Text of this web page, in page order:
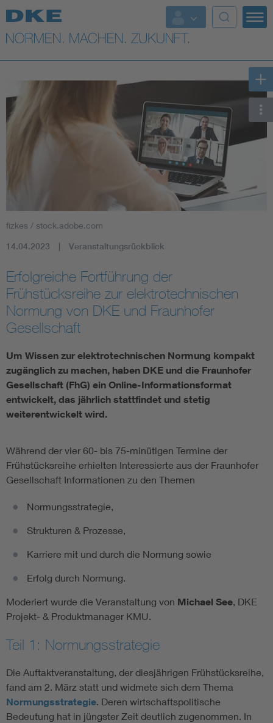
Top-Themen
VDE Fokusthemen
Digital Security
Mobility
Smart Cities
DKE Fachinformationen im Kontext der Normung
Blitzschutz: DIN EN 62305 in der Übersicht
Circular Economy für mehr Ressourceneffizienz
DIN VDE 0100 für sichere Elektroinstallationen
Elektrofachkraft (EFK)
fizkes / stock.adobe.com
14.04.2023 Veranstaltungsrückblick
Erfolgreiche Fortführung der
Frühstücksreihe zur elektrotechnischen
Normung von DKE und Fraunhofer
Gesellschaft
Um Wissen zur elektrotechnischen Normung kompakt
zugänglich zu machen, haben DKE und die Fraunhofer
Gesellschaft (FhG) ein Online-Informationsformat
entwickelt, das jährlich stattfindet und stetig
weiterentwickelt wird.
Während der vier 60- bis 75-minütigen Termine der
Frühstücksreihe erhielten Interessierte aus der Fraunhofer
Gesellschaft Informationen zu den Themen
Normungsstrategie,
Strukturen & Prozesse,
Karriere mit und durch die Normung sowie
Erfolg durch Normung.
Moderiert wurde die Veranstaltung von Michael See, DKE
Projekt- & Produktmanager KMU.
Teil 1: Normungsstrategie
Die Auftaktveranstaltung, der diesjährigen Frühstücksreihe,
fand am 2. März statt und widmete sich dem Thema
Normungsstrategie. Deren wirtschaftspolitische
Bedeutung hat in jüngster Zeit deutlich zugenommen. In